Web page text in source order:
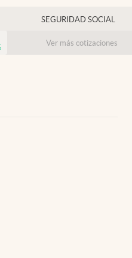
USA
Colombia
SEGURIDAD SOCIAL
Ver más cotizaciones